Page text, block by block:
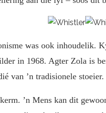
was ook inhoudelik.
in 1968. Agter Zola is
van ’n tradisionele stoeier.
’n Mens kan dit